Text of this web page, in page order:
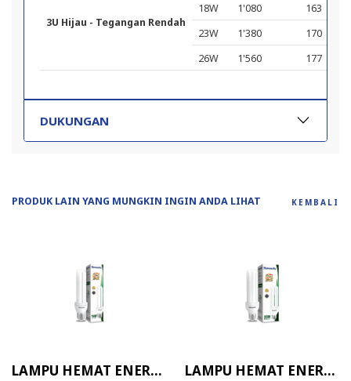
3U Hijau - Tegangan Rendah
18W 1'080
163
23W
1'380
170
26W
1'560 177
DUKUNGAN
PRODUK LAIN YANG MUNGKIN INGIN ANDA LIHAT KEMBALI
LAMPU HEMAT ENERGI 2U LAMPU HEMAT ENERGI 3U